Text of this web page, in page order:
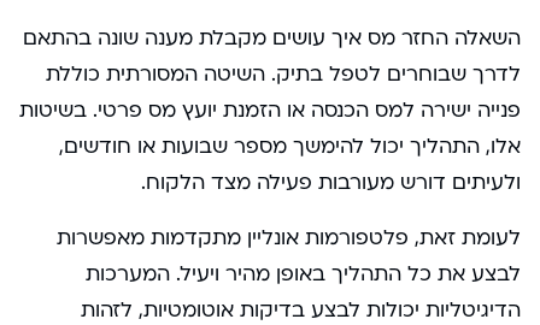
השאלה החזר מס איך עושים מקבלת מענה שונה בהתאם
לדרך שבוחרים לטפל בתיק. השיטה המסורתית כוללת
פנייה ישירה למס הכנסה או הזמנת יועץ מס פרטי. בשיטות
אלו, התהליך יכול להימשך מספר שבועות או חודשים,
ולעיתים דורש מעורבות פעילה מצד הלקוח.
לעומת זאת, פלטפורמות אונליין מתקדמות מאפשרות
לבצע את כל התהליך באופן מהיר ויעיל. המערכות
הדיגיטליות יכולות לבצע בדיקות אוטומטיות, לזהות